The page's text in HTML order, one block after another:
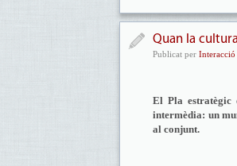
Quan la
Publicat per Interacció
El Pla estratègic
intermèdia: un
al conjunt.